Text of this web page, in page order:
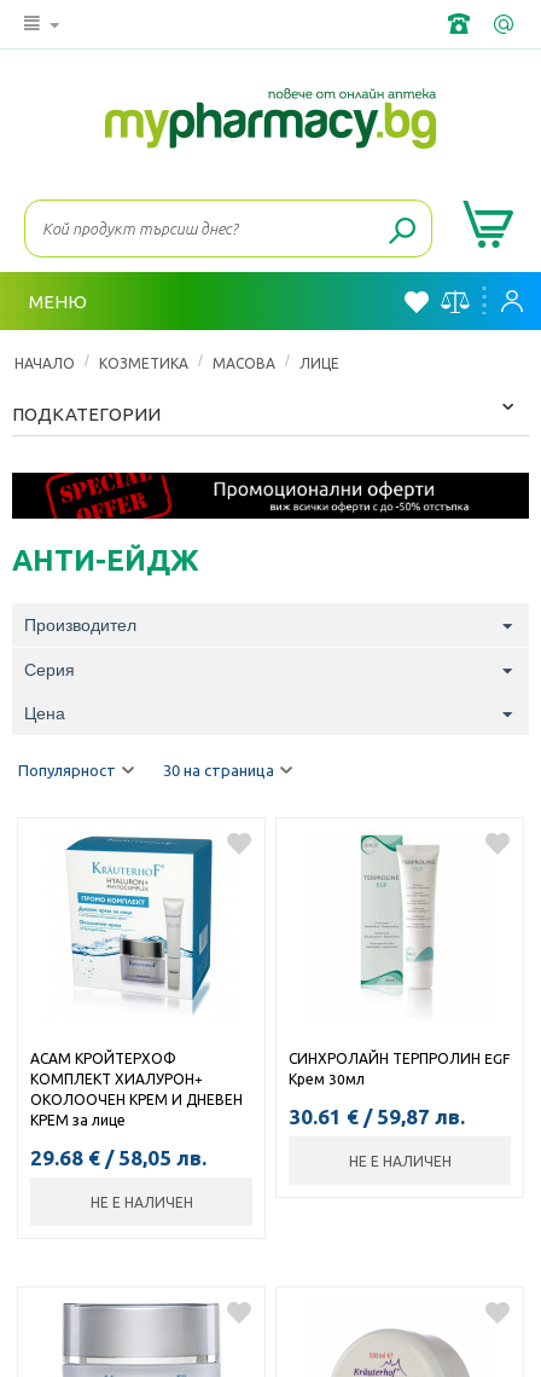
МЕНЮ
НАЧАЛО / КОЗМЕТИКА / МАСОВА / ЛИЦЕ
ПОДКАТЕГОРИИ
АНТИ-ЕЙДЖ
Производител
Серия
Цена
Популярност 30 на страница
АСАМ КРОЙТЕРХОФ
КОМПЛЕКТ ХИАЛУРОН+
ОКОЛООЧЕН КРЕМ И ДНЕВЕН
КРЕМ за лице
29.68 € / 58,05 лв.
НЕ Е НАЛИЧЕН
СИНХРОЛАЙН ТЕРПРОЛИН EGF
Крем 30мл
30.61 € / 59,87 лв.
НЕ Е НАЛИЧЕН